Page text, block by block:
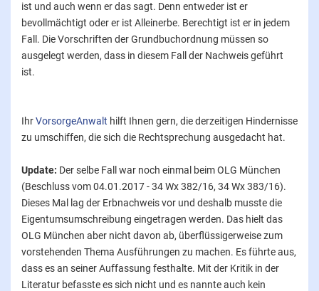
ist und auch wenn er das sagt. Denn entweder ist er
bevollmächtigt oder er ist Alleinerbe. Berechtigt ist er in jedem
Fall. Die Vorschriften der Grundbuchordnung müssen so
ausgelegt werden, dass in diesem Fall der Nachweis geführt
ist.
IhrVorsorgeAnwalt hilft Ihnen gern, die derzeitigen Hindernisse
zu umschiffen, die sich die Rechtsprechung ausgedacht hat.
Update: Der selbe Fall war noch einmal beim OLG München
(Beschluss vom 04.01.2017 - 34 Wx 382/16, 34 Wx 383/16).
Dieses Mal lag der Erbnachweis vor und deshalb musste die
Eigentumsumschreibung eingetragen werden. Das hielt das
OLG München aber nicht davon ab, überflüssigerweise zum
vorstehenden Thema Ausführungen zu machen. Es führte aus,
dass es an seiner Auffassung festhalte. Mit der Kritik in der
Literatur befasste es sich nicht und es nannte auch kein